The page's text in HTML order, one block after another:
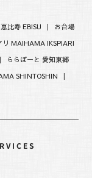
恵比寿 EBISU | お台場
リ MAIHAMA IKSPIARI
|
ららぽーと 愛知東郷
SHINTOSHIN |